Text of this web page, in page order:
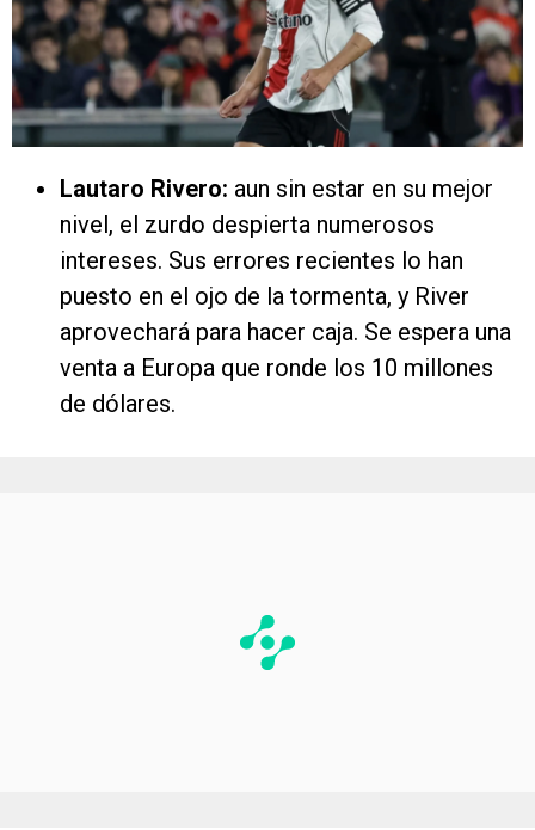
Lautaro Rivero: aun sin estar en su mejor
nivel, el zurdo despierta numerosos
intereses. Sus errores recientes lo han
puesto en el ojo de la tormenta, y River
aprovechará para hacer caja. Se espera una
venta a Europa que ronde los 10 millones
de dólares.